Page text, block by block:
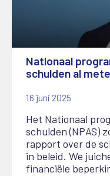
Nationaal
schulden al
16 juni 2025
Het Nationaal
schulden (NPAS)
rapport over de
in beleid. We
financiële